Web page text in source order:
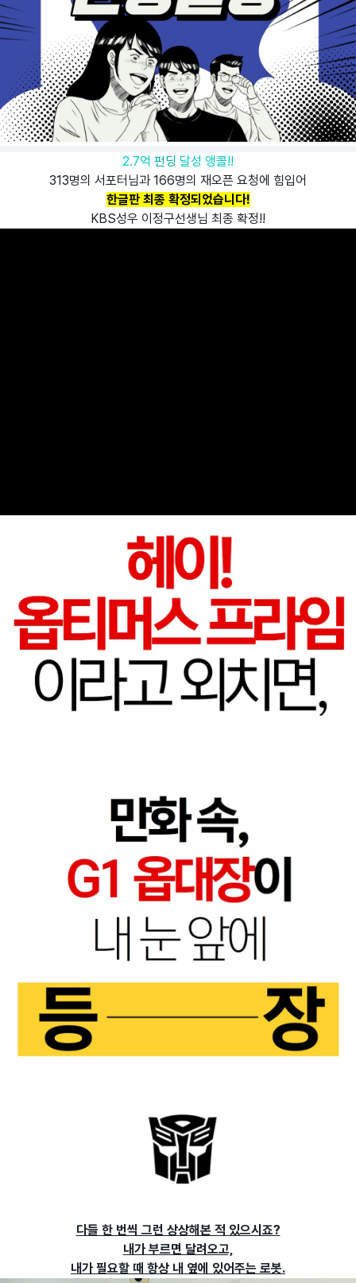
2.7억 펀딩 달성 앵콜!!
313명의 서포터님과 166명의 재오픈 요청에 힘입어
한글판 최종 확정되었습니다!
KBS성우 이정구선생님 최종 확정!!
다들 한 번씩 그런 상상해본 적 있으시죠?
내가 부르면 달려오고,
내가 필요할 때 항상 내 옆에 있어주는 로봇.